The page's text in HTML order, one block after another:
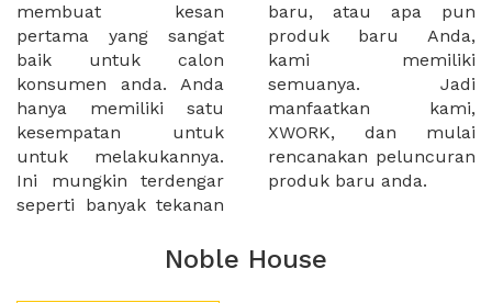
membuat kesan
pertama yang sangat
baik untuk calon
konsumen anda. Anda
hanya memiliki satu
kesempatan untuk
untuk melakukannya.
Ini mungkin terdengar
seperti banyak tekanan
baru, atau apa pun
produk baru Anda,
kami memiliki
semuanya. Jadi
manfaatkan kami,
XWORK, dan mulai
rencanakan peluncuran
produk baru anda.
Noble House